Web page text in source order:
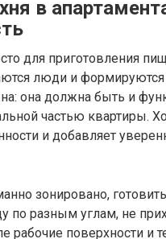
в
для приготовления
люди и
она должна быть и
частью квартиры.
и добавляет
зонировано,
по разным углам, не
рабочие поверхности и